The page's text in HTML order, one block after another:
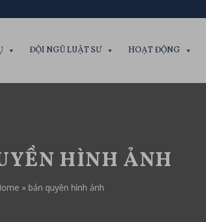
ĐỘI NGŨ LUẬT SƯ HOẠT ĐỘNG
HÌNH ẢNH
» bản quyền hình ảnh